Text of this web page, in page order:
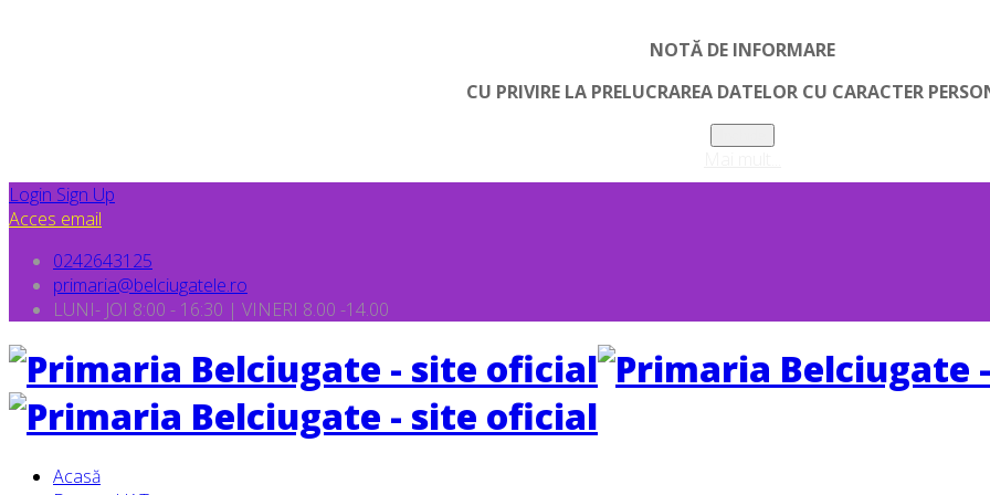
NOTĂ DE INFORMARE
CU PRIVIRE LA PRELUCRAREA DATELOR CU CARACTER
Login Sign Up
Acces email
0242643125
primaria@belciugatele.ro
LUNI- JOI 8:00 - 16:30 | VINERI 8.00 -14.00
Acasă